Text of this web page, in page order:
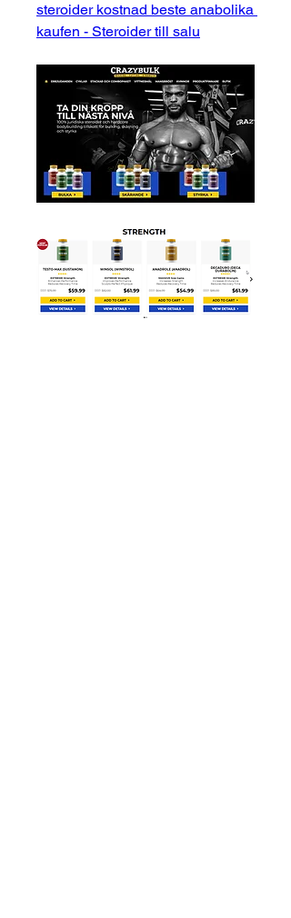
steroider kostnad beste anabolika
kaufen - Steroider till salu